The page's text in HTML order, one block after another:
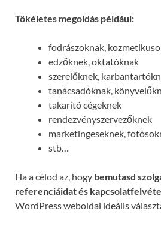
Tökéletes megoldás például:
fodrászoknak,
edzőknek, oktatóknak
szerelőknek,
tanácsadóknak,
takarító cégeknek
rendezvényszervezőknek
marketingeseknek,
stb…
Ha a célod az, hogy bemutasd
referenciáidat és
WordPress weboldal ideális